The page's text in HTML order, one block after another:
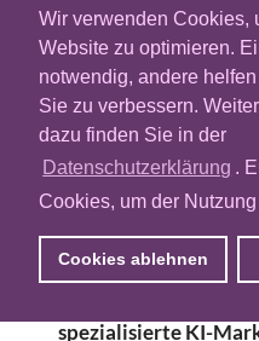
Wir verwenden Cookies,
Website zu optimieren.
notwendig, andere
Sie zu verbessern.
dazu finden Sie in der
Datenschutzerklärung .
Cookies, um der
Cookies ablehnen
inzwischen im
bleibt jedoch häufig
Kanalvorgaben
werden und immer
Das Berliner
Ufostart will diese
strukturieren und
spezialisierte KI-